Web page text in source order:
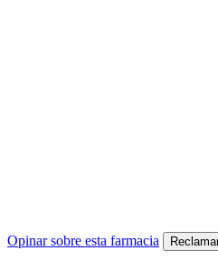
Opinar sobre esta farmacia